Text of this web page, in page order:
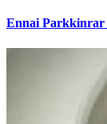
Ennai